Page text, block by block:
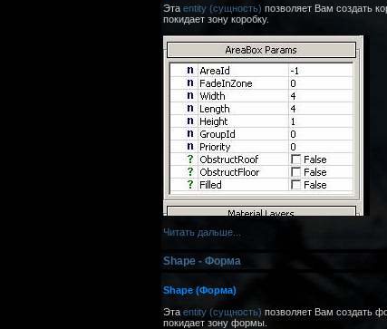
Эта entity (сущность) позволяет Вам создать
покидает зону коробку.
Читать дальше...
Shape - Форма
Shape (Форма)
Эта entity (сущность) позволяет Вам создать
покидает зону формы.